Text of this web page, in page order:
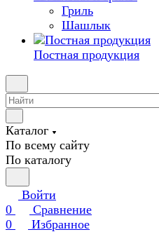
Гриль
Шашлык
Постная продукция
Каталог
По всему сайту
По каталогу
Войти
0
Сравнение
0
Избранное